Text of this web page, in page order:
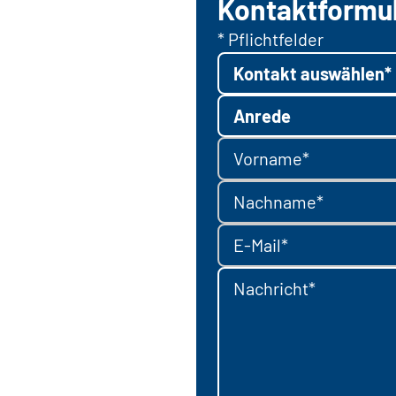
* Pflichtfelder
Kontakt auswählen*
Anrede
Vorname*
Nachname*
E-Mail*
Nachricht*